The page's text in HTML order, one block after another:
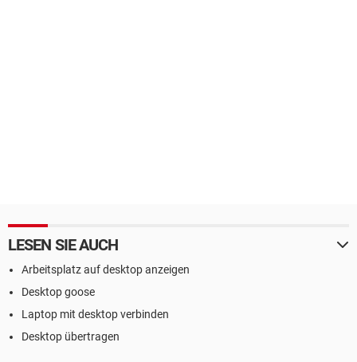
LESEN SIE AUCH
Arbeitsplatz auf desktop anzeigen
Desktop goose
Laptop mit desktop verbinden
Desktop übertragen